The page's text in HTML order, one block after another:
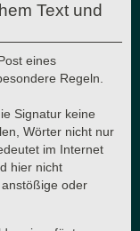
Text und
eines
Regeln.
Signatur keine
Wörter nicht nur
im Internet
hier nicht
oder